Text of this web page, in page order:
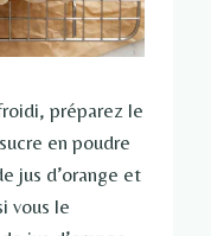
préparez le
en poudre
jus d’orange et
vous le